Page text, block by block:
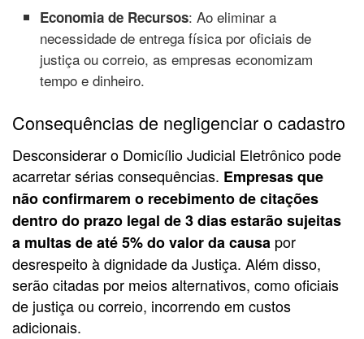
Economia de Recursos: Ao eliminar a
necessidade de entrega física por oficiais de
justiça ou correio, as empresas economizam
tempo e dinheiro.
Consequências de negligenciar o cadastro
Desconsiderar o Domicílio Judicial Eletrônico pode
acarretar sérias consequências. Empresas que
não confirmarem o recebimento de citações
dentro do prazo legal de 3 dias estarão sujeitas
a multas de até 5% do valor da causa por
desrespeito à dignidade da Justiça. Além disso,
serão citadas por meios alternativos, como oficiais
de justiça ou correio, incorrendo em custos
adicionais.